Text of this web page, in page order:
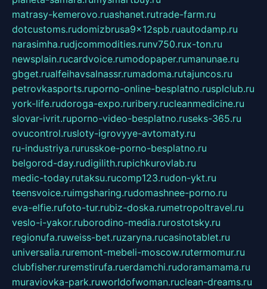
matrasy-kemerovo.ruashanet.rutrade-farm.ru
dotcustoms.rudomizbrusa9x12spb.ruautodamp.ru
narasimha.rudjcommodities.runv750.rux-ton.ru
newsplain.rucardvoice.rumodopaper.rumanunae.ru
gbget.rualfeihavsalnassr.rumadoma.rutajuncos.ru
petrovkasports.ruporno-online-besplatno.rusplclub.ru
york-life.rudoroga-expo.ruribery.rucleanmedicine.ru
slovar-ivrit.ruporno-video-besplatno.ruseks-365.ru
ovucontrol.rusloty-igrovyye-avtomaty.ru
ru-industriya.rurusskoe-porno-besplatno.ru
belgorod-day.rudigilith.rupichkurovlab.ru
medic-today.rutaksu.rucomp123.rudon-ykt.ru
teensvoice.ruimgsharing.rudomashnee-porno.ru
eva-elfie.rufoto-tur.rubiz-doska.rumetropoltravel.ru
veslo-i-yakor.ruborodino-media.rurostotsky.ru
regionufa.ruweiss-bet.ruzaryna.rucasinotablet.ru
universalia.ruremont-mebeli-moscow.rutermomur.ru
clubfisher.ruremstirufa.ruerdamchi.rudoramamama.ru
muraviovka-park.ruworldofwoman.ruclean-dreams.ru